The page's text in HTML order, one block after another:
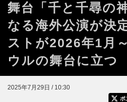
舞台「千と千尋の
なる海外公演が決
ストが2026年1月
ウルの舞台に立つ
2025年7月29日 / 10:30
ポ